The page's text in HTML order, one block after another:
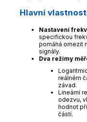
Hlavní
Nastavení
specifickou
pomáhá omezit
signály.
Dva režimy
reálném
závad.
Lineární
odezvu,
hodnot
částí.